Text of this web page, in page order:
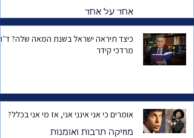
אחד על אחד
כיצד תיראה ישראל בשנת המאה
מרדכי קידר
אומרים כי אני אינני אני, אז מי אני בכלל?
מוזיקה תרבות ואומנות